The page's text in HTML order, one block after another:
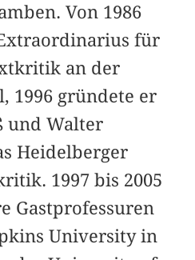
Von 1986
für
an der
1996 gründete er
und Walter
Heidelberger
1997 bis 2005
Gastprofessuren
University in